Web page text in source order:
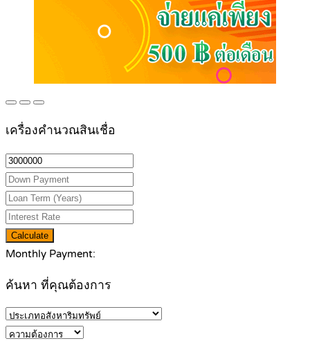
เครื่องคำนวณสินเชื่อ
Calculate
Monthly Payment:
ค้นหา ที่คุณต้องการ